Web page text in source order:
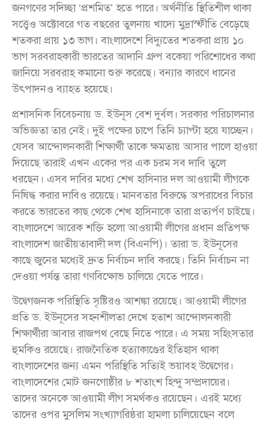
জনগণের সদিচ্ছা ‘প্রশমিত’ হতে পারে। অর্থনীতি স্থিতিশীল থাকা
সত্ত্বেও অক্টোবরে গত বছরের তুলনায় খাদ্যে মুদ্রাস্ফীতি বেড়েছে
শতকরা প্রায় ১৩ ভাগ। বাংলাদেশে বিদ্যুতের শতকরা প্রায় ১০
ভাগ সরবরাহকারী ভারতের আদানি গ্রুপ বকেয়া পরিশোধের কথা
জানিয়ে সরবরাহ কমানো শুরু করেছে। বন্যার কারণে ধানের
উৎপাদনও ব্যাহত হয়েছে।
প্রশাসনিক বিবেচনায় ড. ইউনূস বেশ দুর্বল। সরকার পরিচালনার
অভিজ্ঞতা তার নেই। দুই পক্ষের চাপে তিনি চ্যাপ্টা হয়ে যাচ্ছেন।
যেসব আন্দোলনকারী শিক্ষার্থী তাকে ক্ষমতায় আসার পালে হাওয়া
দিয়েছে তারাই এখন একের পর এক চরম সব দাবি তুলে
ধরছেন। এসব দাবির মধ্যে শেখ হাসিনার দল আওয়ামী লীগকে
নিষিদ্ধ করার দাবিও রয়েছে। মানবতার বিরুদ্ধে অপরাধের বিচার
করতে ভারতের কাছ থেকে শেখ হাসিনাকে তারা প্রত্যর্পণ চাইছে।
বাংলাদেশে আরেক শক্তি হলো আওয়ামী লীগের প্রধান প্রতিপক্ষ
বাংলাদেশ জাতীয়তাবাদী দল (বিএনপি)। তারা ড. ইউনূসের
কাছে জুনের মধ্যেই দ্রুত নির্বাচন দাবি করছে। তিনি নির্বাচন না
দেওয়া পর্যন্ত তারা গণবিক্ষোভ চালিয়ে যেতে পারে।
উদ্বেগজনক পরিস্থিতি সৃষ্টিরও আশঙ্কা রয়েছে। আওয়ামী লীগের
প্রতি ড. ইউনূসের সহনশীলতা দেখে হতাশ আন্দোলনকারী
শিক্ষার্থীরা আবার রাজপথ বেছে নিতে পারে। এ সময় সহিংসতার
হুমকিও রয়েছে। রাজনৈতিক হত্যাকাণ্ডের ইতিহাস থাকা
বাংলাদেশের জন্য এমন পরিস্থিতি সত্যিই ভয়াবহ উদ্বেগের।
বাংলাদেশের মোট জনগোষ্ঠীর ৮ শতাংশ হিন্দু সম্প্রদায়ের।
তাদের অনেকে আওয়ামী লীগ সমর্থকও রয়েছেন। এরই মধ্যে
তাদের ওপর মুসলিম সংখ্যাগরিষ্ঠরা হামলা চালিয়েছেন বলে